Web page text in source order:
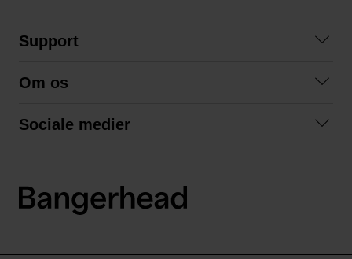
Support
Betingelser
Om os
Sociale medier
LinkedIn